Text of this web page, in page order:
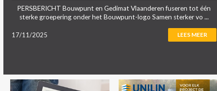
PERSBERICHT Bouwpunt en Gedimat Vlaanderen fuseren tot één
sterke groepering onder het Bouwpunt-logo Samen sterker vo ...
17/11/2025 LEES MEER